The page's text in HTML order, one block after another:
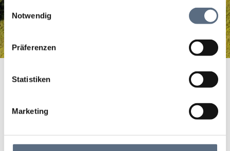
zusammen, die Sie ihnen bereitgestellt haben oder die
sie im Rahmen Ihrer Nutzung der Dienste gesammelt
Einwilligungsauswahl
Notwendig
Präferenzen
Statistiken
Marketing